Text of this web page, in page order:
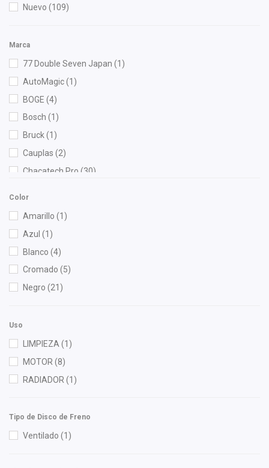
Nuevo (109)
Marca
77 Double Seven Japan (1)
AutoMagic(1)
BOGE (4)
Bosch (1)
Bruck(1)
Cauplas (2)
Chacatech Pro (30)
Injetech (2)
Interfil (1)
KEM(2)
Nissan (Original)(7)
OEP(1)
Color
Amarillo (1)
Azul (1)
Blanco (4)
Cromado (5)
Negro (21)
Uso
LIMPIEZA (1)
MOTOR (8)
RADIADOR (1)
Tipo de Disco de Freno
Ventilado (1)